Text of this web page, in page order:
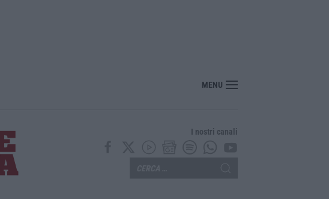
Whisky, il nuovo viaggio sonoro dei Duettango è disponibile ora
MENU
I nostri canali